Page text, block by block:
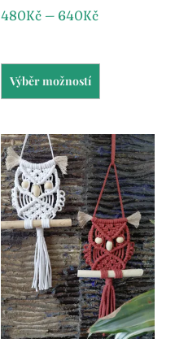
480Kč – 640Kč
Výběr možností